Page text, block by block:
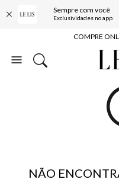
Sempre com você
Exclusividades no app
10% OFF
COMPRE
10% OFF
NÃO